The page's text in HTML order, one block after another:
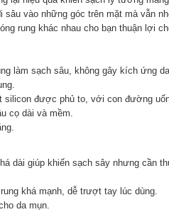
sâu vào những góc trên mặt mà vẫn
rung khác nhau cho bạn thuận lợi
làm sạch sâu, không gây kích ứng
silicon được phủ to, với con đường
cọ dài và mềm.
dài giúp khiến sạch sây nhưng cần
khá mạnh, dễ trượt tay lúc dùng.
da mụn.